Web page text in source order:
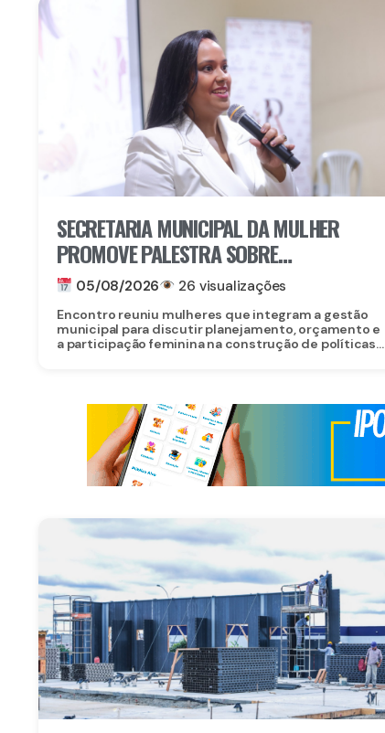
SECRETARIA MUNICIPAL DA MULHER
PROMOVE PALESTRA SOBRE
PROTAGONISMO FEMININO NA
FORMULAÇÃO DE POLÍTICAS PÚBLICAS EM
GRAVATÁ
05/08/2026 26 visualizações
Encontro reuniu mulheres que integram a gestão
municipal para discutir planejamento, orçamento e
a participação feminina na construção de políticas...